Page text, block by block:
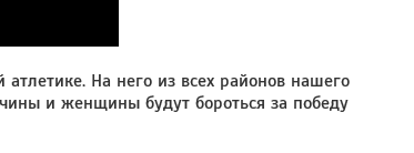
На него из всех районов нашего
и женщины будут бороться за победу